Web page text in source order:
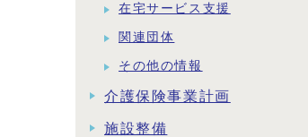
在宅サービス支援
関連団体
その他の情報
介護保険事業計画
施設整備